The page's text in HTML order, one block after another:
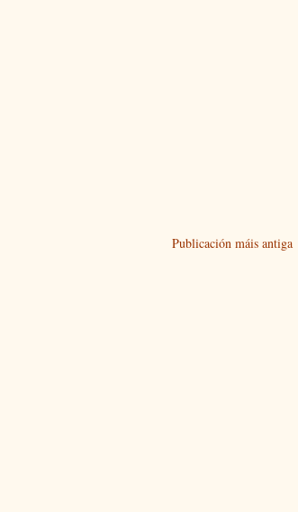
Publicación máis antiga